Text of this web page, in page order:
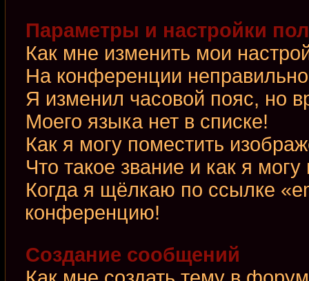
Параметры и настройки
Как мне изменить мои
На конференции
Я изменил часовой пояс, но
Моего языка нет в списке!
Как я могу поместить
Что такое звание и как я могу
Когда я щёлкаю по ссылке
конференцию!
Создание сообщений